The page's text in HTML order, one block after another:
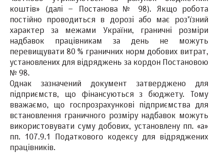
коштів» (далі – Постанова № 98). Якщо робота
постійно проводиться в дорозі або має роз’їзний
характер за межами України, граничні розміри
надбавок працівникам за день не можуть
перевищувати 80 % граничних норм добових витрат,
установлених для відряджень за кордон Постановою
№ 98.
Однак зазначений документ затверджено для
підприємств, що фінансуються з бюджету. Тому
вважаємо, що госпрозрахункові підприємства для
встановлення граничного розміру надбавок можуть
використовувати суму добових, установлену пп. «а»
пп. 107.9.1 Податкового кодексу для відряджених
працівників.